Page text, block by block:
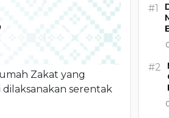
Zakat yang
serentak
#1
#2